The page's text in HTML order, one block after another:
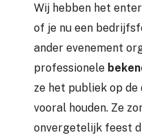
Wij hebben het
of je nu een
ander evenement
professionele
ze het publiek op
vooral houden. Ze
onvergetelijk feest